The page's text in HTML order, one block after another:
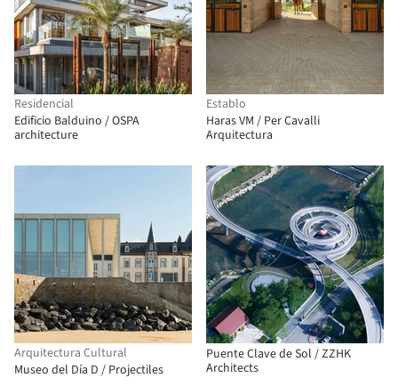
Residencial
Edificio Balduino / OSPA
architecture
Establo
Haras VM / Per Cavalli
Arquitectura
Arquitectura Cultural
Museo del Día D / Projectiles
Puente Clave de Sol / ZZHK
Architects